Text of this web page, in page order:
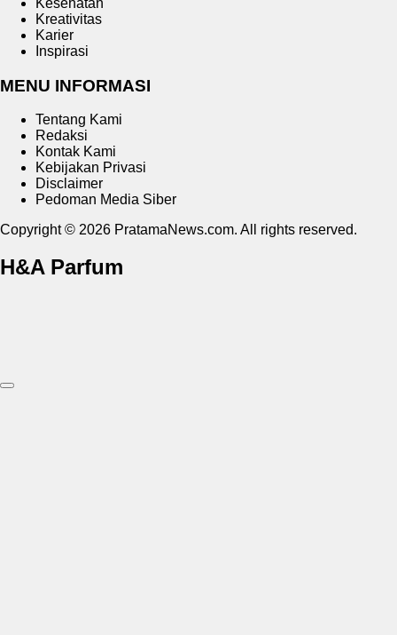
Kesehatan
Kreativitas
Karier
Inspirasi
MENU INFORMASI
Tentang Kami
Redaksi
Kontak Kami
Kebijakan Privasi
Disclaimer
Pedoman Media Siber
Copyright © 2026 PratamaNews.com. All rights reserved.
H&A Parfum